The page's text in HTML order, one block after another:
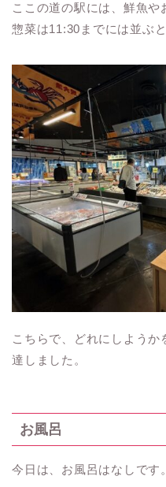
ここの道の駅には、鮮魚
惣菜は11:30までには並ぶ
こちらで、どれにしよう
達しました。
お風呂
今日は、お風呂はなしです。